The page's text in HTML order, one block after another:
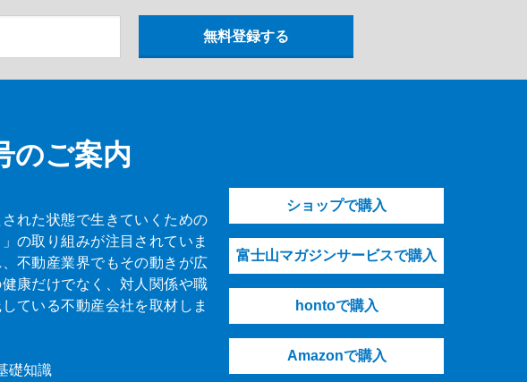
のご案内
れた状態で生きていくための
の取り組みが注目されていま
不動産業界でもその動きが広
康だけでなく、対人関係や職
ている不動産会社を取材しま
礎知識
ショップで購入
富士山マガジンサービスで購入
hontoで購入
Amazonで購入